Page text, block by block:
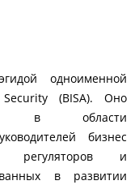
одноименной
(BISA). Оно
в области
бизнес
регуляторов и
в развитии